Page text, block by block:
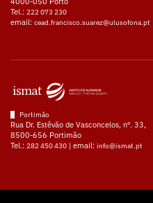
Tel.: 222 073 230
email: cead.francisco.suarez@ulusofona.pt
Portimão
Rua Dr. Estêvão de Vasconcelos, nº. 33,
8500-656 Portimão
Tel.: 282 450 430 | email: info@ismat.pt